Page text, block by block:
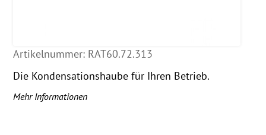
Artikelnummer: RAT60.72.313
Die Kondensationshaube für Ihren Betrieb.
Mehr Informationen